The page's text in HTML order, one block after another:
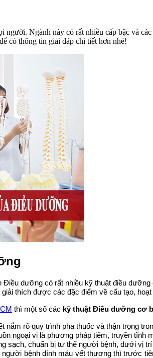
Ngành này có rất nhiều cấp bậc và
có thông tin giải đáp chi tiết hơn nhé!
dưỡng có rất nhiều kỹ thuật điều
thích được các đặc điểm về cấu tạo,
thì một số các kỹ thuật Điều dưỡng cơ
rõ quy trình pha thuốc và thận trọng
ngoại vi là phương pháp tiêm, truyền
sạch, chuẩn bị tư thế người bệnh, dưới vị
bệnh dính máu vết thương thì trước